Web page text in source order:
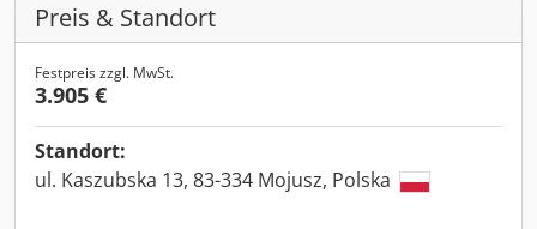
Preis & Standort
Festpreis zzgl. MwSt.
3.905 €
Standort:
ul. Kaszubska 13, 83-334 Mojusz, Polska